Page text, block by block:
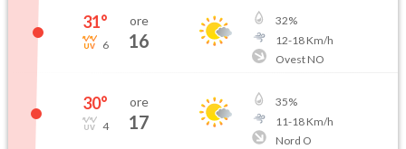
31°
6
ore
16
32%
12-18Km/h
Ovest NO
30°
4
ore
17
35%
11-18Km/h
Nord O